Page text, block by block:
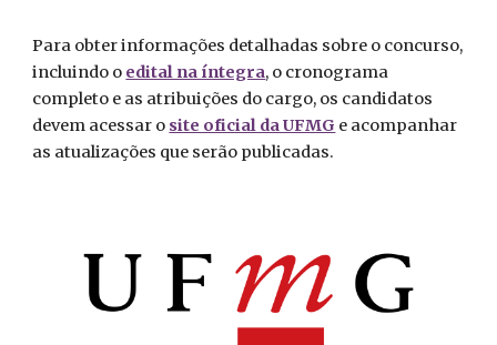
Para obter informações detalhadas sobre o concurso,
incluindo o edital na íntegra, o cronograma
completo e as atribuições do cargo, os candidatos
devem acessar o site oficial da UFMG e acompanhar
as atualizações que serão publicadas.